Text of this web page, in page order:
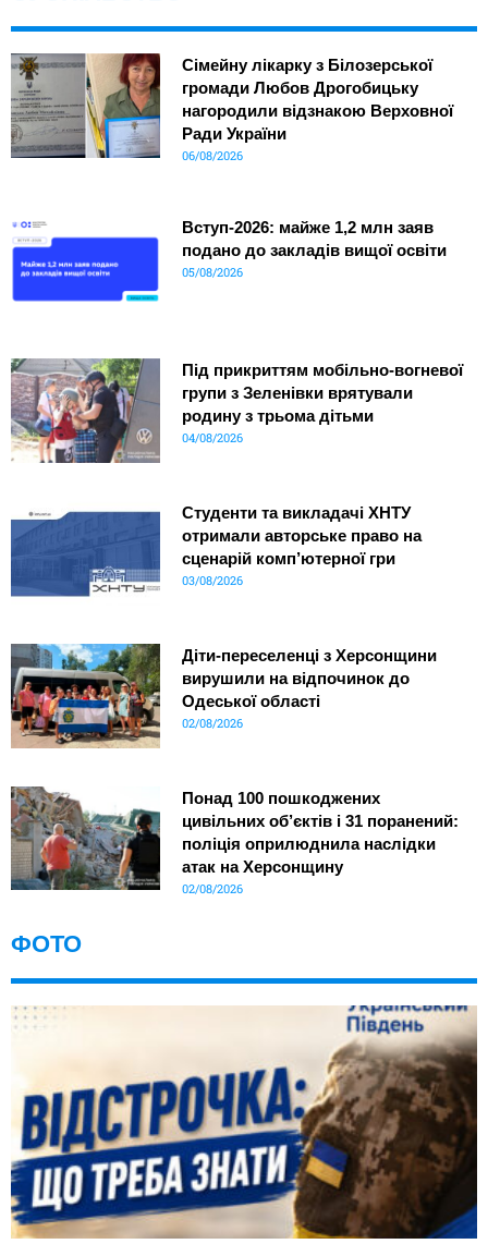
Сімейну лікарку з Білозерської
громади Любов Дрогобицьку
нагородили відзнакою Верховної
Ради України
06/08/2026
Вступ-2026: майже 1,2 млн заяв
подано до закладів вищої освіти
05/08/2026
Під прикриттям мобільно-вогневої
групи з Зеленівки врятували
родину з трьома дітьми
04/08/2026
Студенти та викладачі ХНТУ
отримали авторське право на
сценарій комп’ютерної гри
03/08/2026
Діти-переселенці з Херсонщини
вирушили на відпочинок до
Одеської області
02/08/2026
Понад 100 пошкоджених
цивільних об’єктів і 31 поранений:
поліція оприлюднила наслідки
атак на Херсонщину
02/08/2026
ФОТО